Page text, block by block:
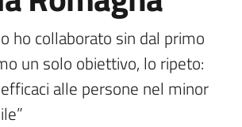
ho collaborato sin dal primo
un solo obiettivo, lo ripeto:
alle persone nel minor